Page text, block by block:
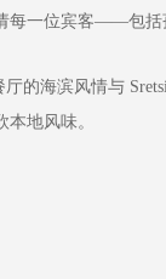
每一位宾客——包
海滨风情与
地风味。